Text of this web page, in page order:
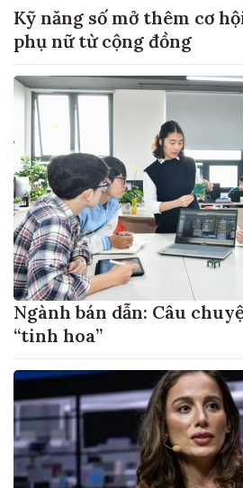
Kỹ năng số mở thêm cơ
phụ nữ từ cộng đồng
Ngành bán dẫn: Câu
“tinh hoa”